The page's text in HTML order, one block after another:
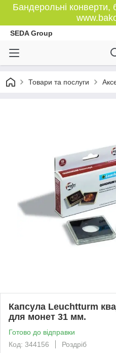
Бандерольні конверти,
SEDA Group
Товари та послуги
Капсула Leuchtturm
для монет 31 мм.
Готово до відправки
Код: 344156
Роздріб